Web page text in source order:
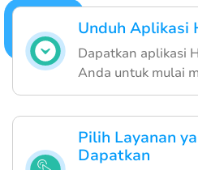
Unduh Aplikasi
Dapatkan aplikasi
Anda untuk mulai
Pilih Layanan
Dapatkan